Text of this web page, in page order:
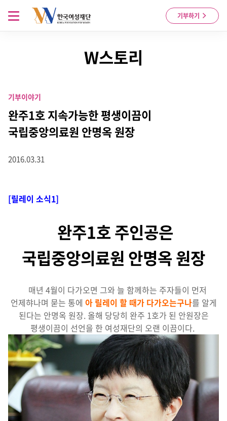
Skip to content
기부하기
메뉴 열기
W스토리
기부이야기
완주1호 지속가능한 평생이끔이
국립중앙의료원 안명옥 원장
2016.03.31
[릴레이 소식1]
완주1호 주인공은
국립중앙의료원 안명옥 원장
매년 4월이 다가오면 그와 늘 함께하는 주자들이 먼저
언제햐나며 묻는 통에 아 릴레이 할 때가 다가오는구나를 알게
된다는 안명옥 원장. 올해 당당히 완주 1호가 된 안원장은
평생이끔이 선언을 한 여성재단의 오랜 이끔이다.